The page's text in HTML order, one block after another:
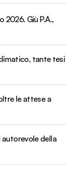
2026. Giù P.A.,
tante tesi
le attese a
della